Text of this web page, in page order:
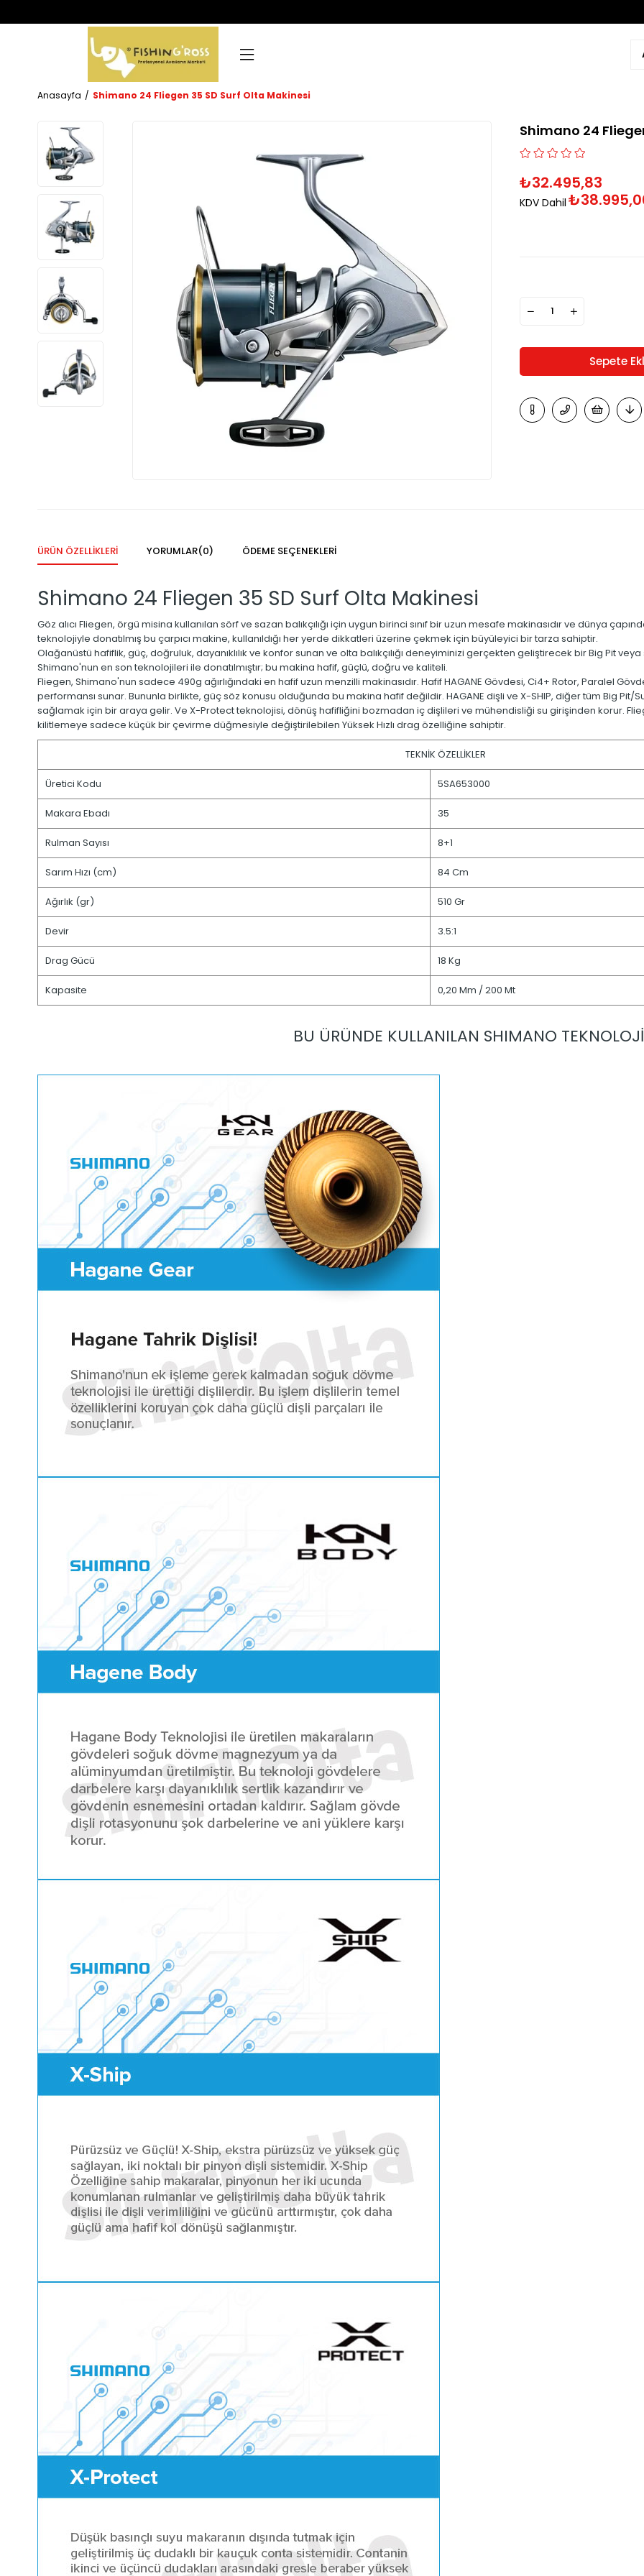
Anasayfa Shimano 24 Fliegen 35 SD Surf Olta Makinesi
Shimano 24
₺32.495,83
KDV Dahil
ÜRÜN ÖZELLIKLERI YORUMLAR(0) ÖDEME SEÇENEKLERI
Shimano 24 Fliegen 35 SD Surf Olta Makinesi
Göz alıcı Fliegen, örgü misina kullanılan sörf ve sazan balıkçılığı için uygun birinci sınıf bir uzun mesafe makinasıdır ve dünya
teknolojiyle donatılmış bu çarpıcı makine, kullanıldığı her yerde dikkatleri üzerine çekmek için büyüleyici bir tarza sahiptir.
Olağanüstü hafiflik, güç, doğruluk, dayanıklılık ve konfor sunan ve olta balıkçılığı deneyiminizi gerçekten geliştirecek bir Big Pit
Shimano'nun en son teknolojileri ile donatılmıştır; bu makina hafif, güçlü, doğru ve kaliteli.
Fliegen, Shimano'nun sadece 490g ağırlığındaki en hafif uzun menzilli makinasıdır. Hafif HAGANE Gövdesi, Ci4+ Rotor, Paralel
performansı sunar. Bununla birlikte, güç söz konusu olduğunda bu makina hafif değildir. HAGANE dişli ve X-SHIP, diğer tüm Big
sağlamak için bir araya gelir. Ve X-Protect teknolojisi, dönüş hafifliğini bozmadan iç dişlileri ve mühendisliği su girişinden korur.
kilitlemeye sadece küçük bir çevirme düğmesiyle değiştirilebilen Yüksek Hızlı drag özelliğine sahiptir.
TEKNİK ÖZELLİKLER
Üretici Kodu 5SA653000
Makara Ebadı 35
Rulman Sayısı 8+1
Sarım Hızı (cm) 84 Cm
Ağırlık (gr) 510 Gr
Devir 3.5:1
Drag Gücü 18 Kg
Kapasite 0,20 Mm / 200 Mt
BU ÜRÜNDE KULLANILAN SHIMANO